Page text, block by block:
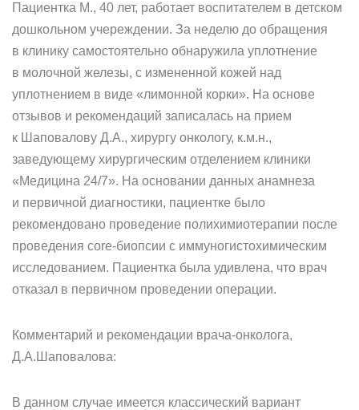
Пациентка М., 40 лет, работает воспитателем в детском
дошкольном учереждении. За неделю до обращения
в клинику самостоятельно обнаружила уплотнение
в молочной железы, с измененной кожей над
уплотнением в виде «лимонной корки». На основе
отзывов и рекомендаций записалась на прием
к Шаповалову Д.А., хирургу онкологу, к.м.н.,
заведующему хирургическим отделением клиники
«Медицина 24/7». На основании данных анамнеза
и первичной диагностики, пациентке было
рекомендовано проведение полихимиотерапии после
проведения core-биопсии с иммуногистохимическим
исследованием. Пациентка была удивлена, что врач
отказал в первичном проведении операции.
Комментарий и рекомендации врача-онколога,
Д.А.Шаповалова:
В данном случае имеется классический вариант